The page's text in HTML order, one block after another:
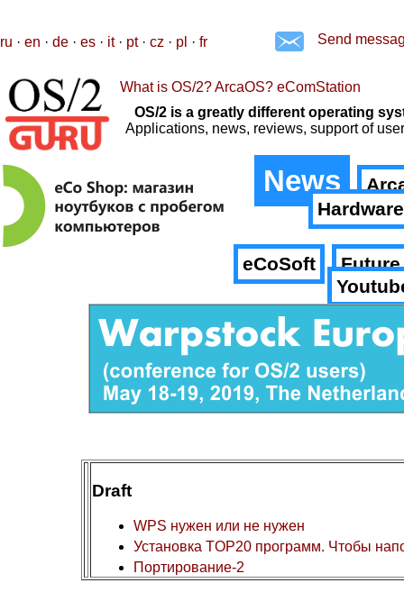
ru · en · de · es · it· pt· cz · pl · fr Send
What is OS/2? ArcaOS? eComStation
OS/2 is a greatly different operating
Applications, news, reviews, support of
News
Hardware
eCoSoft
Future
Draft
WPS нужен или не нужен
Установка TOP20 программ. Чтобы
Портирование-2